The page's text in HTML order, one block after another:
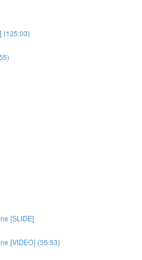
(125:03)
[SLIDE]
[VIDEO] (35:53)